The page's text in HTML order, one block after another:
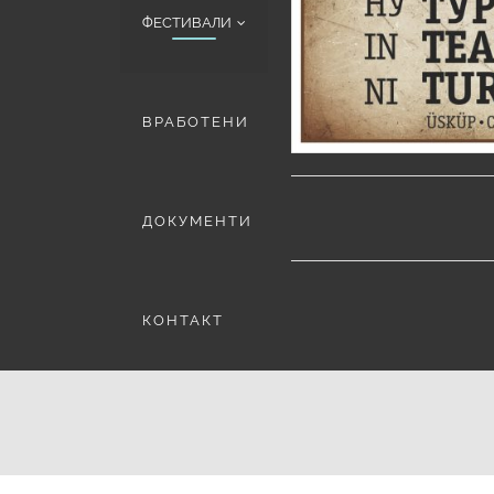
ФЕСТИВАЛИ
ВРАБОТЕНИ
ДОКУМЕНТИ
КОНТАКТ